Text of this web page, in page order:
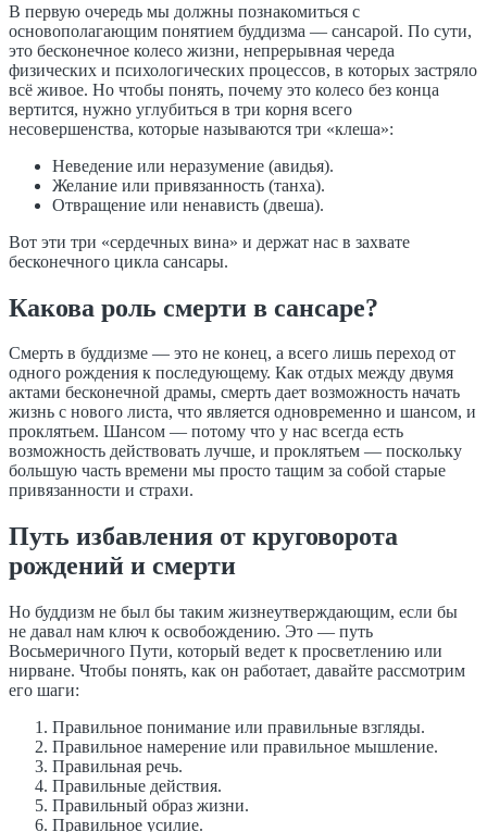
В первую очередь мы должны познакомиться с
основополагающим понятием буддизма — сансарой. По сути,
это бесконечное колесо жизни, непрерывная череда
физических и психологических процессов, в которых застряло
всё живое. Но чтобы понять, почему это колесо без конца
вертится, нужно углубиться в три корня всего
несовершенства, которые называются три «клеша»:
Неведение или неразумение (авидья).
Желание или привязанность (танха).
Отвращение или ненависть (двеша).
Вот эти три «сердечных вина» и держат нас в захвате
бесконечного цикла сансары.
Какова роль смерти в сансаре?
Смерть в буддизме — это не конец, а всего лишь переход от
одного рождения к последующему. Как отдых между двумя
актами бесконечной драмы, смерть дает возможность начать
жизнь с нового листа, что является одновременно и шансом, и
проклятьем. Шансом — потому что у нас всегда есть
возможность действовать лучше, и проклятьем — поскольку
большую часть времени мы просто тащим за собой старые
привязанности и страхи.
Путь избавления от круговорота
рождений и смерти
Но буддизм не был бы таким жизнеутверждающим, если бы
не давал нам ключ к освобождению. Это — путь
Восьмеричного Пути, который ведет к просветлению или
нирване. Чтобы понять, как он работает, давайте рассмотрим
его шаги:
Правильное понимание или правильные взгляды.
Правильное намерение или правильное мышление.
Правильная речь.
Правильные действия.
Правильный образ жизни.
Правильное усилие.